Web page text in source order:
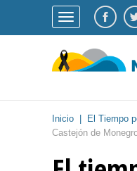
Inicio El Tiempo
Castejón de